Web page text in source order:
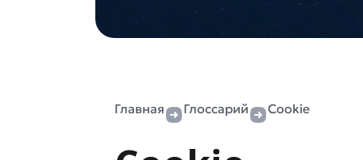
Главная Глоссарий Cookie